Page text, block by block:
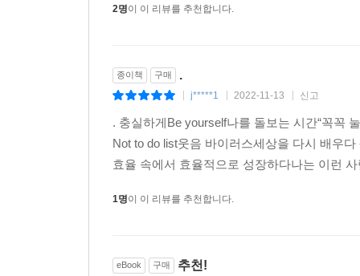
현역 가수 생활을 할 때처럼 소속사나 매니저를
량, 그리고 내가 창출할 가치를 비교할 기준을 최
--- p.150
어떤 일을 하기에 완벽히 준비된 때란 없을 수도
마음에서 나오는 내적인 힘은 때로는 철저한 준
조금 부족한 80퍼센트에서 플러스알파를 이끌어
2명이 이 리뷰를 추천합니다.
종이책 구매 .
j*****1 2022-11-13 신고
. 충실하게Be yourself나를 돌보는 시간“꼭꼭
Not to do list웃음 바이러스세상을 다시 배우
효율 속에서 효율적으로 성장하다나는 이런
1명이 이 리뷰를 추천합니다.
eBook 구매 추천!